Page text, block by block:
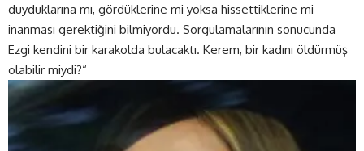
duyduklarına mı, gördüklerine mi yoksa hissettiklerine mi
inanması gerektiğini bilmiyordu. Sorgulamalarının sonucunda
Ezgi kendini bir karakolda bulacaktı. Kerem, bir kadını öldürmüş
olabilir miydi?“